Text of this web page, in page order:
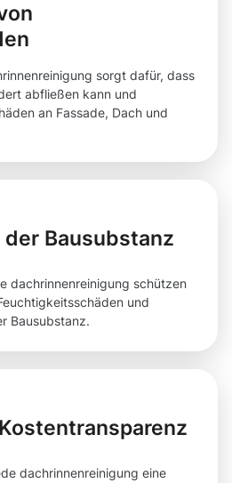
sorgt dafür, dass
abfließen kann und
an Fassade, Dach und
der Bausubstanz
dachrinnenreinigung schützen
und
Bausubstanz.
dachrinnenreinigung eine